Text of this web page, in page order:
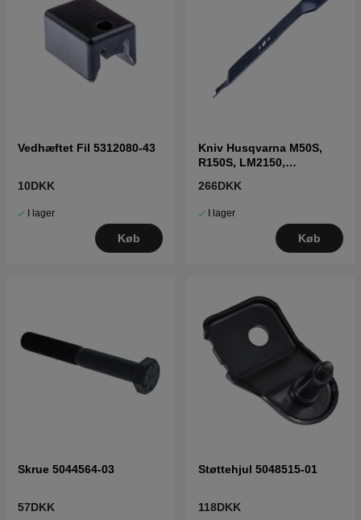
Vedhæftet Fil 5312080-43
10DKK
I lager
Køb
Kniv Husqvarna M50S,
R150S, LM2150,
266DKK
I lager
Køb
Skrue 5044564-03
57DKK
Støttehjul 5048515-01
118DKK